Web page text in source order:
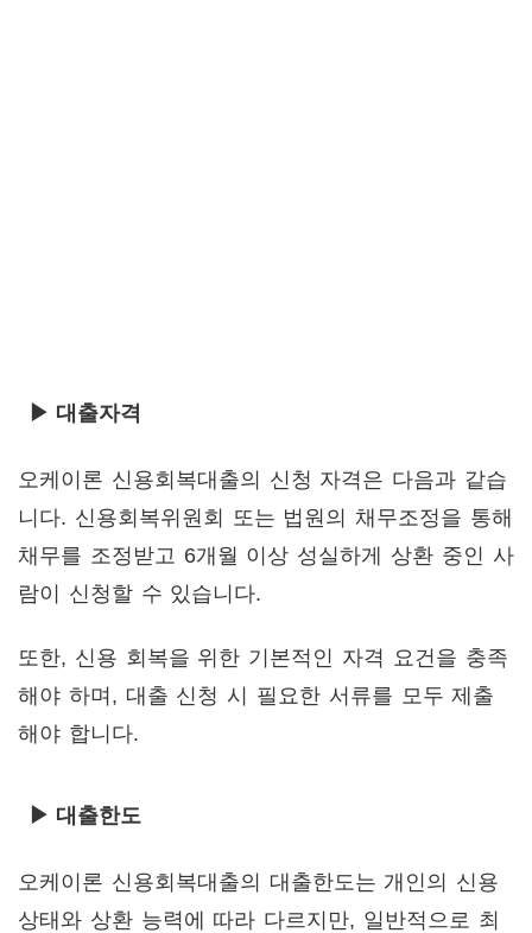
▶ 대출자격
오케이론 신용회복대출의 신청 자격은 다음과 같습
니다. 신용회복위원회 또는 법원의 채무조정을 통해
채무를 조정받고 6개월 이상 성실하게 상환 중인 사
람이 신청할 수 있습니다.
또한, 신용 회복을 위한 기본적인 자격 요건을 충족
해야 하며, 대출 신청 시 필요한 서류를 모두 제출
해야 합니다.
▶ 대출한도
오케이론 신용회복대출의 대출한도는 개인의 신용
상태와 상환 능력에 따라 다르지만, 일반적으로 최